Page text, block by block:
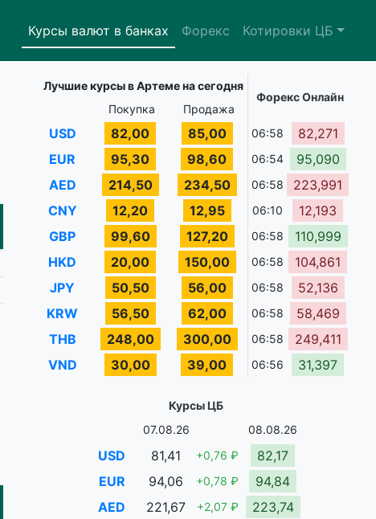
Курсы валют в банках Форекс Котировки ЦБ
Лучшие курсы в Артеме на сегодня
Форекс Онлайн
Покупка
Продажа
USD 82,00 85,00 06:58
82,271
EUR
95,30 98,60 06:54
95,090
AED
214,50 234,50 06:58
223,991
CNY
12,20 12,95 06:10
12,193
GBP
99,60 127,20 06:58
110,999
HKD
20,00 150,00 06:58
104,861
JPY
50,50 56,00 06:58
52,136
KRW
56,50 62,00 06:58
58,469
THB
248,00 300,00 06:58
249,411
VND
30,00 39,00 06:56 31,397
Курсы ЦБ
07.08.26
08.08.26
USD 81,41 +0,76 ₽
82,17
EUR
94,06 +0,78 ₽
94,84
AED
221,67 +2,07 ₽
223,74